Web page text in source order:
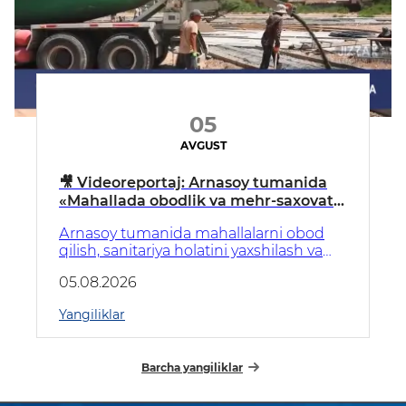
05
AVGUST
🎥 Videoreportaj: Аrnasoy tumanida
«Mahallada obodlik va mehr-saxovat
Аrnasoy tumanida mahallalarni obod
qilish, sanitariya holatini yaxshilash va
sharoitlarini yaratishga qaratilgan ishlar
05.08.2026
Yangiliklar
Barcha yangiliklar